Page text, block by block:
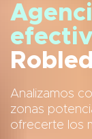
Analizamos
zonas
ofrecerte los